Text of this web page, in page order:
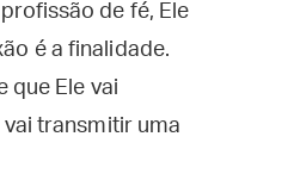
de fé, Ele
é a finalidade.
que Ele vai
transmitir uma